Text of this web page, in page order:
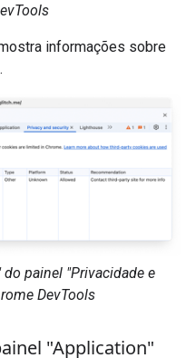
informações sobre
painel "Privacidade e
DevTools
"Application"